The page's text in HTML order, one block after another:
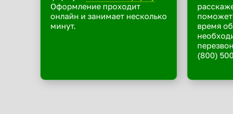
Оформление проходит
онлайн и занимает несколько
минут.
время
(800)